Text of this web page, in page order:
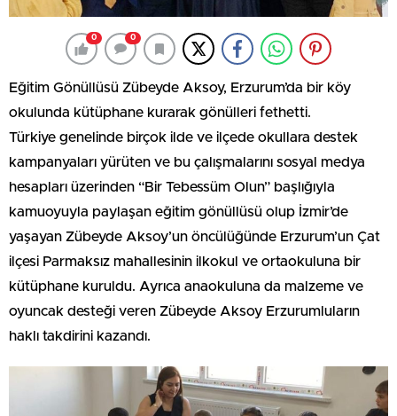
0 0
Eğitim Gönüllüsü Zübeyde Aksoy, Erzurum’da bir köy
okulunda kütüphane kurarak gönülleri fethetti.
Türkiye genelinde birçok ilde ve ilçede okullara destek
kampanyaları yürüten ve bu çalışmalarını sosyal medya
hesapları üzerinden “Bir Tebessüm Olun” başlığıyla
kamuoyuyla paylaşan eğitim gönüllüsü olup İzmir’de
yaşayan Zübeyde Aksoy’un öncülüğünde Erzurum’un Çat
ilçesi Parmaksız mahallesinin ilkokul ve ortaokuluna bir
kütüphane kuruldu. Ayrıca anaokuluna da malzeme ve
oyuncak desteği veren Zübeyde Aksoy Erzurumluların
haklı takdirini kazandı.